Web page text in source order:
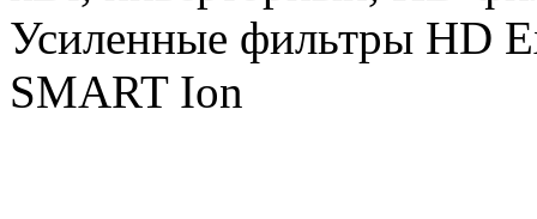
Усиленные фильтры HD
SMART Ion